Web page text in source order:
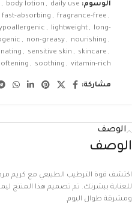
الوسوم:
, body lotion , daily use
fast-absorbing , fragrance-free ,
, lightweight , long-
, non-greasy , nourishing ,
, sensitive skin , skincare ,
, soothing , vitamin-rich
مشاركة:
الوصف
الوصف
اكتشف قوة الترطيب الطبيعي مع كريم
للعناية ببشرتك. تم تصميم هذا المنتج
ومشرقة طوال اليوم.